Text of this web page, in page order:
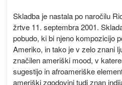
Skladba je nastala po naročilu
žrtve 11. septembra 2001.
pobudo, ki bi njeno kompozicijo
Ameriko, in tako je v zelo znani
značilen ameriški mood, v
sugestijo in afroameriške
ameriški zgodovini tudi znan